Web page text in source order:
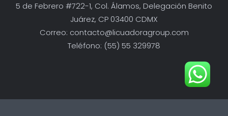
5 de Febrero #722-1, Col. Álamos, Delegación Benito
Juárez, CP 03400 CDMX
Correo: contacto@licuadoragroup.com
Teléfono: (55) 55 329978